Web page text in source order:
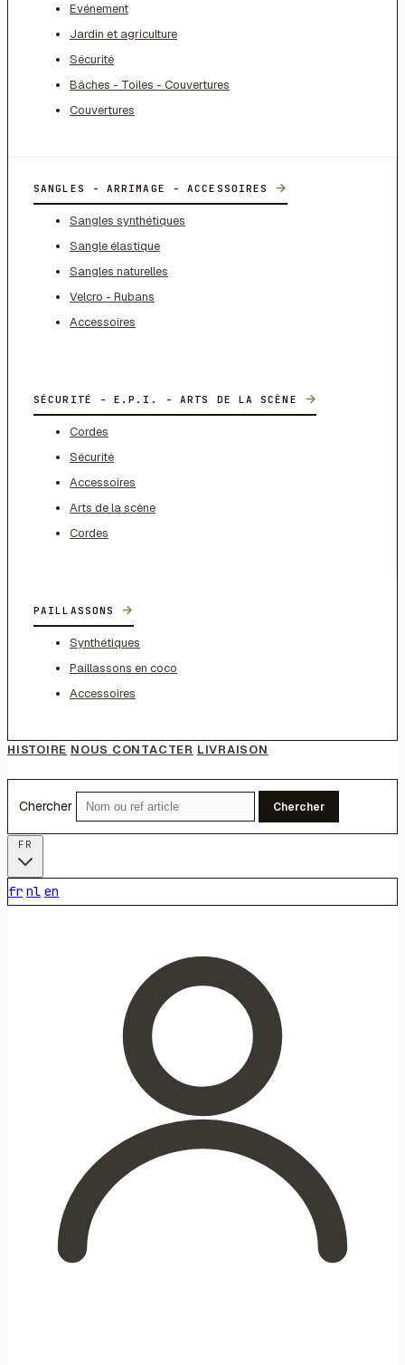
Evénement
Jardin et agriculture
Sécurité
Bâches - Toiles - Couvertures
Couvertures
SANGLES - ARRIMAGE - ACCESSOIRES →
Sangles synthétiques
Sangle élastique
Sangles naturelles
Velcro - Rubans
Accessoires
SÉCURITÉ - E.P.I. - ARTS DE LA SCÈNE →
Cordes
Sécurité
Accessoires
Arts de la scène
Cordes
PAILLASSONS →
Synthétiques
Paillassons en coco
Accessoires
HISTOIRE NOUS CONTACTER LIVRAISON
Chercher Chercher
fr nl en